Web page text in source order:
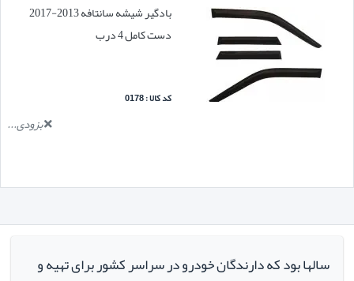
بادگیر شیشه سانتافه 2013-2017
دست کامل 4 درب
کد کالا : 0178
بزودی...
سالها بود که دارندگان خودرو در سراسر کشور برای تهیه و